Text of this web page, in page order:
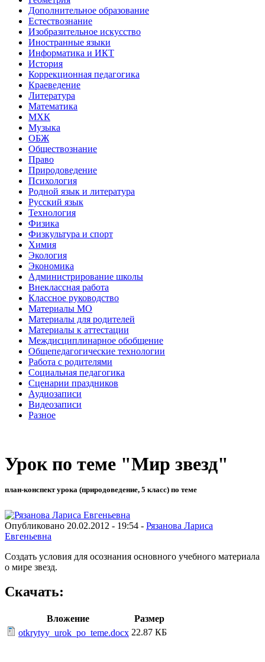
Дополнительное образование
Естествознание
Изобразительное искусство
Иностранные языки
Информатика и ИКТ
История
Коррекционная педагогика
Краеведение
Литература
Математика
МХК
Музыка
ОБЖ
Обществознание
Право
Природоведение
Психология
Родной язык и литература
Русский язык
Технология
Физика
Физкультура и спорт
Химия
Экология
Экономика
Администрирование школы
Внеклассная работа
Классное руководство
Материалы МО
Материалы для родителей
Материалы к аттестации
Междисциплинарное обобщение
Общепедагогические технологии
Работа с родителями
Социальная педагогика
Сценарии праздников
Аудиозаписи
Видеозаписи
Разное
Урок по теме "Мир звезд"
план-конспект урока (природоведение, 5 класс) по теме
Опубликовано 20.02.2012 - 19:54 - Рязанова Лариса
Евгеньевна
Создать условия для осознания основного учебного материала
о мире звезд.
Скачать:
Вложение
Размер
otkrytyy_urok_po_teme.docx 22.87 КБ